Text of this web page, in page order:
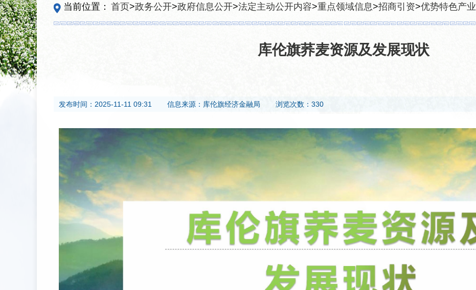
当前位置： 首页>政务公开>政府信息公开>法定主动公开内容>重点领域信息>招商引资>优势特色产业
库伦旗荞麦资源及发展现状
发布时间： 2025-11-11 09:31 信息来源： 库伦旗经济金融局 浏览次数：330